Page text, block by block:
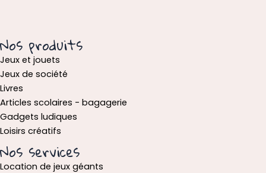
Nos produits
Jeux et jouets
Jeux de société
Livres
Articles scolaires - bagagerie
Gadgets ludiques
Loisirs créatifs
Nos services
Location de jeux géants